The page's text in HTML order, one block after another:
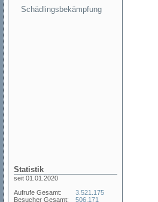
Schädlingsbekämpfung
Statistik
seit 01.01.2020
Aufrufe Gesamt:
Besucher Gesamt:
3.521.175
506.171